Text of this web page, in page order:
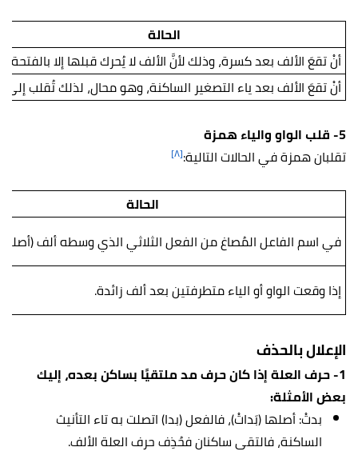
الحالة
أنْ تقعَ الألف بعد كسرة، وذلك لأنَّ الألف لا يُحرك قبلها إلا بالفتحة.
أنْ تقعَ الألف بعد ياء التصغير الساكنة، وهو محال، لذلك تُقلب إلى
5- قلب الواو والياء همزة
تقلبان همزة في الحالات التالية:[٨]
الحالة
في اسم الفاعل المُصاغ من الفعل الثلاثي الذي وسطه ألف (أصلها
إذا وقعت الواو أو الياء متطرفتين بعد ألف زائدة.
الإعلال بالحذف
1- حرف العلة إذا كان حرف مد ملتقيًا بساكن بعده، إليك
بعض الأمثلة:
بدتْ: أصلها (بَداتْ)، فالفعل (بدا) اتصلت به تاء التأنيث
الساكنة، فالتقى ساكنان فحُذِف حرف العلة الألف.